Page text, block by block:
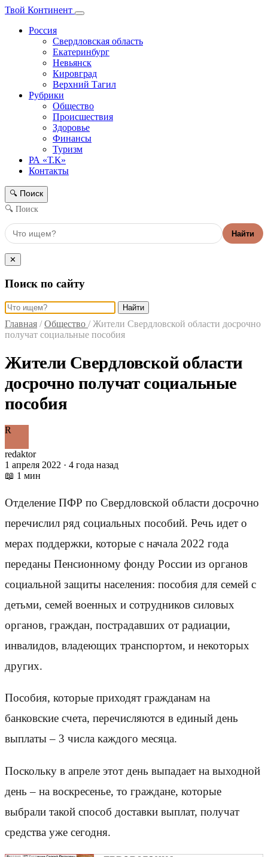
Твой Континент
Россия
Свердловская область
Екатеринбург
Невьянск
Кировград
Верхний Тагил
Рубрики
Общество
Происшествия
Здоровье
Финансы
Туризм
РА «Т.К»
Контакты
🔍 Поиск
🔍 Поиск
Найти
✕
Поиск по сайту
Найти
Главная / Общество / Жители Свердловской области досрочно
получат социальные пособия
Жители Свердловской области
досрочно получат социальные
пособия
R
redaktor
1 апреля 2022 · 4 года назад
📖 1 мин
Отделение ПФР по Свердловской области досрочно
перечислил ряд социальных пособий. Речь идет о
мерах поддержки, которые с начала 2022 года
переданы Пенсионному фонду России из органов
социальной защиты населения: пособия для семей с
детьми, семей военных и сотрудников силовых
органов, граждан, пострадавших от радиации,
инвалидов, владеющих транспортом, и некоторых
других.
Пособия, которые приходят гражданам на
банковские счета, перечисляются в единый день
выплаты – 3 числа каждого месяца.
Поскольку в апреле этот день выпадает на выходной
день – на воскресенье, то граждане, которые
выбрали такой способ доставки выплат, получат
средства уже сегодня.